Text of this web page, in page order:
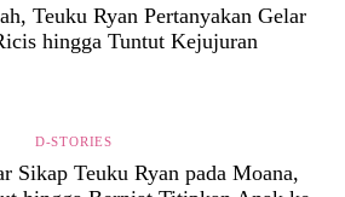
Teuku Ryan Pertanyakan Gelar
hingga Tuntut Kejujuran
D-STORIES
Sikap Teuku Ryan pada Moana,